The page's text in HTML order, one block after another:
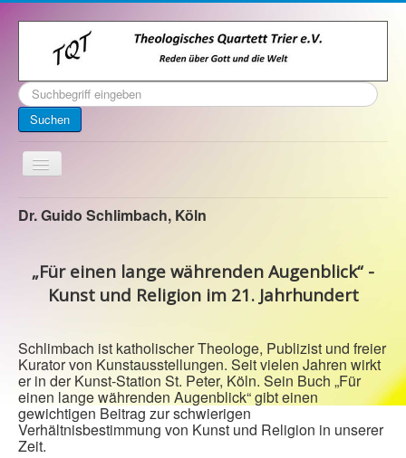
Suchen
...
Suchen
Toggle
Navigation
Startseite
Kontakt
Veranstaltungen
Impressum
Dr. Guido Schlimbach, Köln
„Für einen lange währenden Augenblick“ -
Kunst und Religion im 21. Jahrhundert
Schlimbach ist katholischer Theologe, Publizist und freier
Kurator von Kunstausstellungen. Seit vielen Jahren wirkt
er in der Kunst-Station St. Peter, Köln. Sein Buch „Für
einen lange währenden Augenblick“ gibt einen
gewichtigen Beitrag zur schwierigen
Verhältnisbestimmung von Kunst und Religion in unserer
Zeit.